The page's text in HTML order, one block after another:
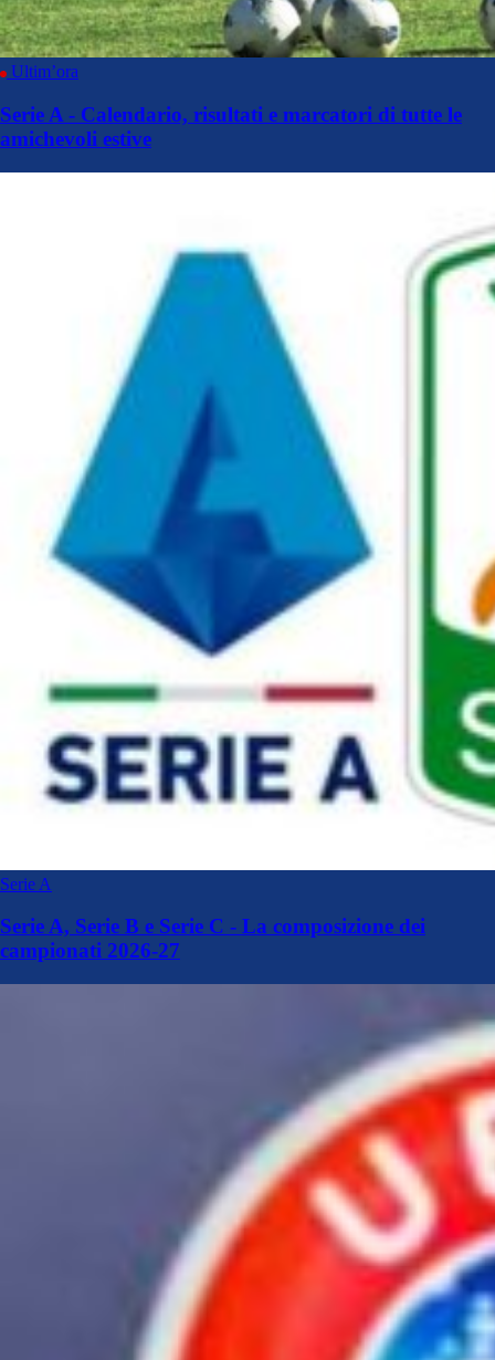
Ultim’ora
Serie A - Calendario, risultati e marcatori di tutte le
amichevoli estive
Serie A
Serie A, Serie B e Serie C - La composizione dei
campionati 2026-27